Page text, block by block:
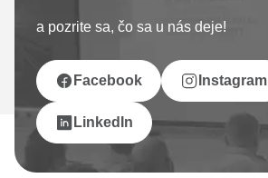
a pozrite sa, čo sa u nás deje!
Facebook Instagram
LinkedIn